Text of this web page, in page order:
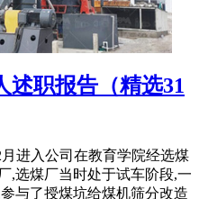
述职报告（精选31
进入公司在教育学院经选煤
,选煤厂当时处于试车阶段,一
与了授煤坑给煤机筛分改造